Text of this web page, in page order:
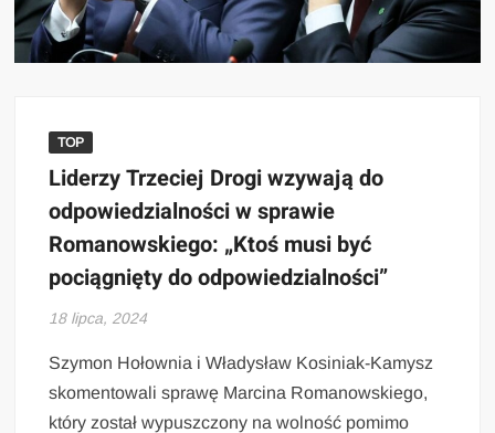
TOP
Liderzy Trzeciej Drogi wzywają do
odpowiedzialności w sprawie
Romanowskiego: „Ktoś musi być
pociągnięty do odpowiedzialności”
18 lipca, 2024
Szymon Hołownia i Władysław Kosiniak-Kamysz
skomentowali sprawę Marcina Romanowskiego,
który został wypuszczony na wolność pomimo